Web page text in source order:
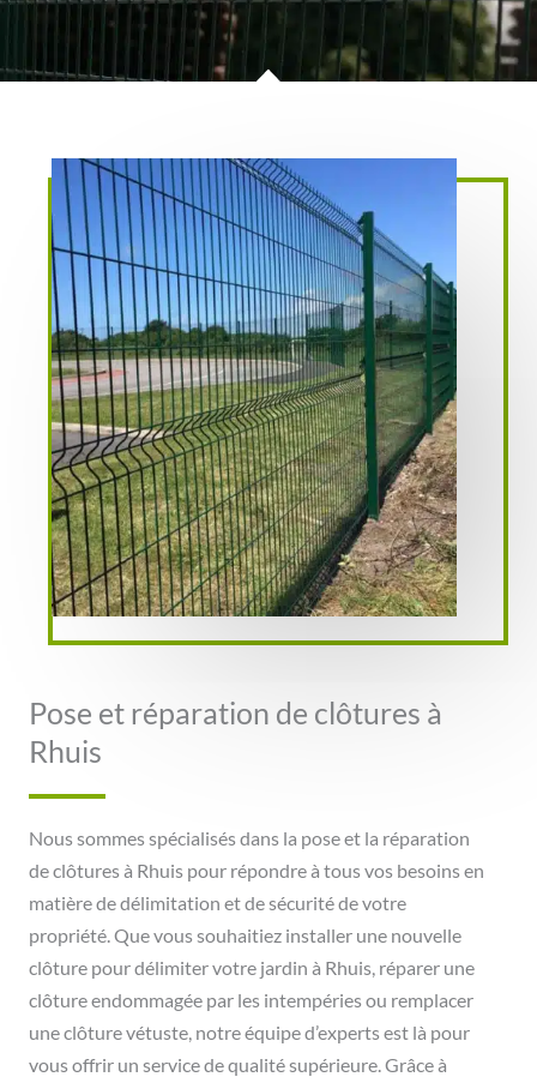
Pose et réparation de clôtures à
Rhuis
Nous sommes spécialisés dans la pose et la réparation
de clôtures à Rhuis pour répondre à tous vos besoins en
matière de délimitation et de sécurité de votre
propriété. Que vous souhaitiez installer une nouvelle
clôture pour délimiter votre jardin à Rhuis, réparer une
clôture endommagée par les intempéries ou remplacer
une clôture vétuste, notre équipe d’experts est là pour
vous offrir un service de qualité supérieure. Grâce à